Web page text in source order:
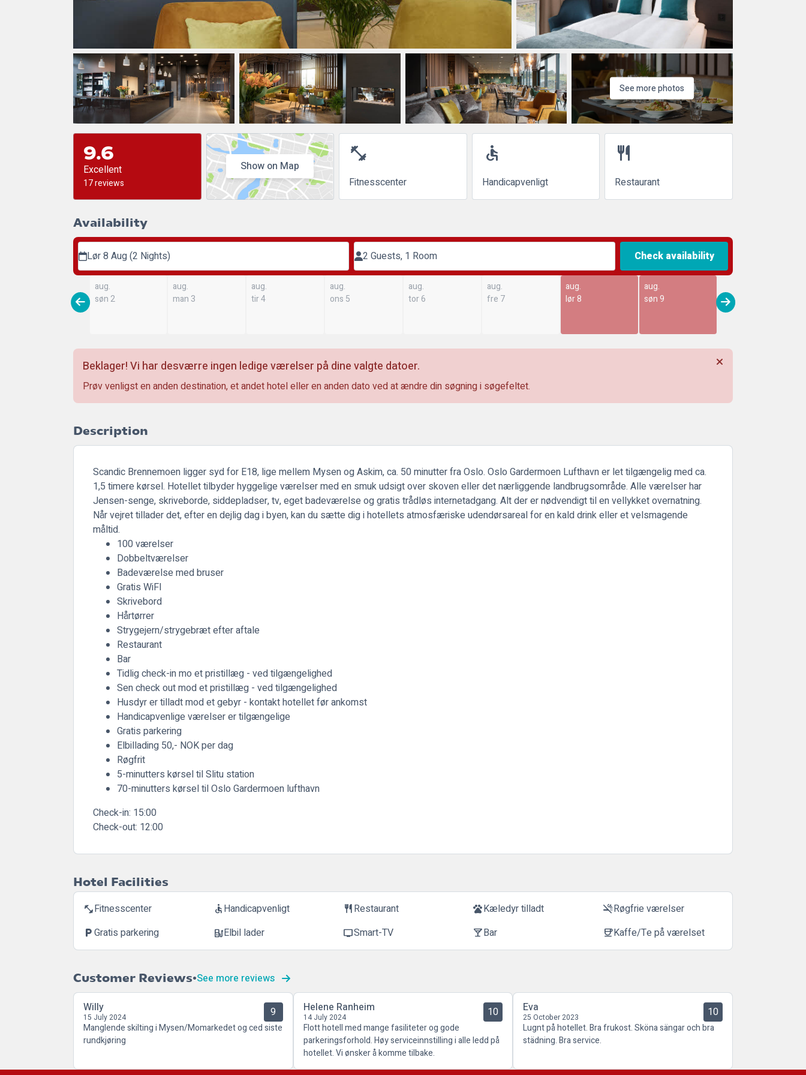
See more photos
9.6
Excellent
17 reviews
Show on Map
fitness_center
Fitnesscenter
accessible
Handicapvenligt
restaurant
Restaurant
Availability
Lør 8 Aug (2 Nights) 2 Guests, 1 Room Check availability
aug.
søn 2
aug.
man 3
aug.
tir 4
aug.
ons 5
aug.
tor 6
aug.
fre 7
aug.
lør 8
aug.
søn 9
Beklager! Vi har desværre ingen ledige værelser på dine valgte datoer.
Prøv venligst en anden destination, et andet hotel eller en anden dato ved at ændre din søgning i søgefeltet.
Description
Scandic Brennemoen ligger syd for E18, lige mellem Mysen og Askim, ca. 50 minutter fra Oslo. Oslo Gardermoen Lufthavn er let tilgængelig med ca.
1,5 timere kørsel. Hotellet tilbyder hyggelige værelser med en smuk udsigt over skoven eller det nærliggende landbrugsområde. Alle værelser har
Jensen-senge, skriveborde, siddepladser, tv, eget badeværelse og gratis trådløs internetadgang. Alt der er nødvendigt til en vellykket overnatning.
Når vejret tillader det, efter en dejlig dag i byen, kan du sætte dig i hotellets atmosfæriske udendørsareal for en kald drink eller et velsmagende
måltid.
100 værelser
Dobbeltværelser
Badeværelse med bruser
Gratis WiFI
Skrivebord
Hårtørrer
Strygejern/strygebræt efter aftale
Restaurant
Bar
Tidlig check-in mo et pristillæg - ved tilgængelighed
Sen check out mod et pristillæg - ved tilgængelighed
Husdyr er tilladt mod et gebyr - kontakt hotellet før ankomst
Handicapvenlige værelser er tilgængelige
Gratis parkering
Elbillading 50,- NOK per dag
Røgfrit
5-minutters kørsel til Slitu station
70-minutters kørsel til Oslo Gardermoen lufthavn
Check-in: 15:00
Check-out: 12:00
Hotel Facilities
fitness_centerFitnesscenter accessibleHandicapvenligt restaurantRestaurant petsKæledyr tilladt smoke_freeRøgfrie værelser
local_parkingGratis parkering ev_stationElbil lader tvSmart-TV local_barBar coffeeKaffe/Te på værelset
Customer Reviews See more reviews
Willy
15 July 2024 9
Manglende skilting i Mysen/Momarkedet og ced siste
rundkjøring
Helene Ranheim
14 July 2024 10
Flott hotell med mange fasiliteter og gode
parkeringsforhold. Høy serviceinnstilling i alle ledd på
hotellet. Vi ønsker å komme tilbake.
Eva
25 October 2023 10
Lugnt på hotellet. Bra frukost. Sköna sängar och bra
städning. Bra service.